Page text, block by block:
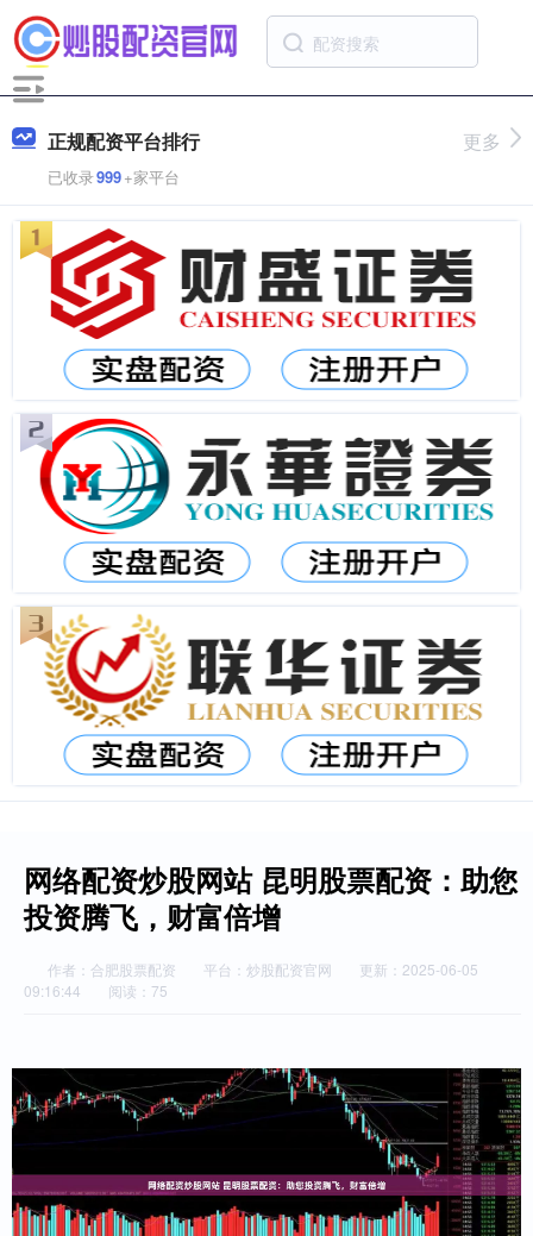
正规配资平台排行
已收录999+家平台
更多
网络配资炒股网站 昆明股票配资：助您
投资腾飞，财富倍增
作者：合肥股票配资 平台：炒股配资官网
更新：2025-06-05
09:16:44
阅读：75